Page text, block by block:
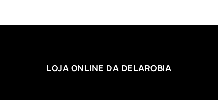
LOJA ONLINE DA DELAROBIA